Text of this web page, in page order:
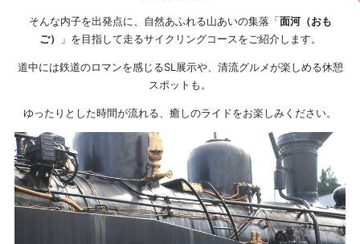
そんな内子を出発点に、自然あふれる山あいの集落「面河（おも
ご）
」を目指して走るサイクリングコースをご紹介します。
道中には鉄道のロマンを感じるSL展示や、清流グルメが楽しめる休憩
スポットも。
ゆったりとした時間が流れる、癒しのライドをお楽しみください。